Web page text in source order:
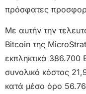
πρόσφατες
Με αυτήν την
Bitcoin της
εκπληκτικά 386.700
συνολικό κόστος
κατά μέσο όρο